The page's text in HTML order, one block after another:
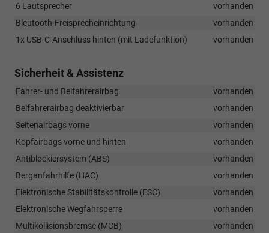
6 Lautsprecher
vorhanden
Bleutooth-Freisprecheinrichtung
vorhanden
1x USB-C-Anschluss hinten (mit Ladefunktion)
vorhanden
Sicherheit & Assistenz
Fahrer- und Beifahrerairbag
vorhanden
Beifahrerairbag deaktivierbar
vorhanden
Seitenairbags vorne
vorhanden
Kopfairbags vorne und hinten
vorhanden
Antiblockiersystem (ABS)
vorhanden
Berganfahrhilfe (HAC)
vorhanden
Elektronische Stabilitätskontrolle (ESC)
vorhanden
Elektronische Wegfahrsperre
vorhanden
Multikollisionsbremse (MCB)
vorhanden